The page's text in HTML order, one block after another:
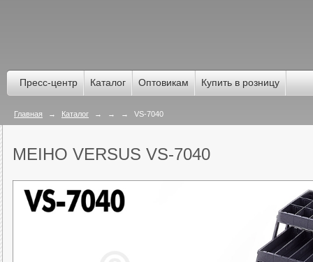
Пресс-центр Каталог Оптовикам Купить в розницу
Главная → Каталог → → → VS-7040
MEIHO VERSUS VS-7040